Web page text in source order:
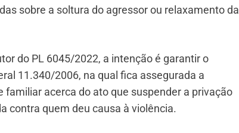
sobre a soltura do agressor ou relaxamento da
do PL 6045/2022, a intenção é garantir o
11.340/2006, na qual fica assegurada a
acerca do ato que suspender a privação
contra quem deu causa à violência.